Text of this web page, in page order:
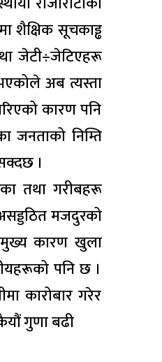
शैक्षिक सूचकाड्ढ
जेटी÷जेटिएहरू
अब त्यस्ता
कारण पनि
निम्ति
।
तथा गरीबहरू
मजदुरको
मुख्य कारण खुला
पनि छ ।
कारोबार गरेर
गुणा बढी